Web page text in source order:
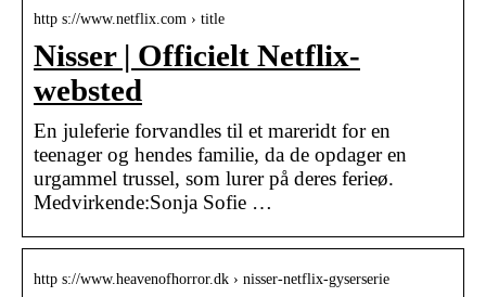
http s://www.netflix.com › title
Nisser | Officielt Netflix-
websted
En juleferie forvandles til et mareridt for en
teenager og hendes familie, da de opdager en
urgammel trussel, som lurer på deres ferieø.
Medvirkende:Sonja Sofie …
http s://www.heavenofhorror.dk › nisser-netflix-gyserserie